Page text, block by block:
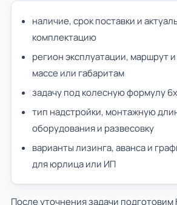
наличие, срок поставки и
комплектацию
регион эксплуатации, маршрут
массе или габаритам
задачу под колесную формулу
тип надстройки, монтажную
оборудования и развесовку
варианты лизинга, аванса и
для юрлица или ИП
После уточнения задачи